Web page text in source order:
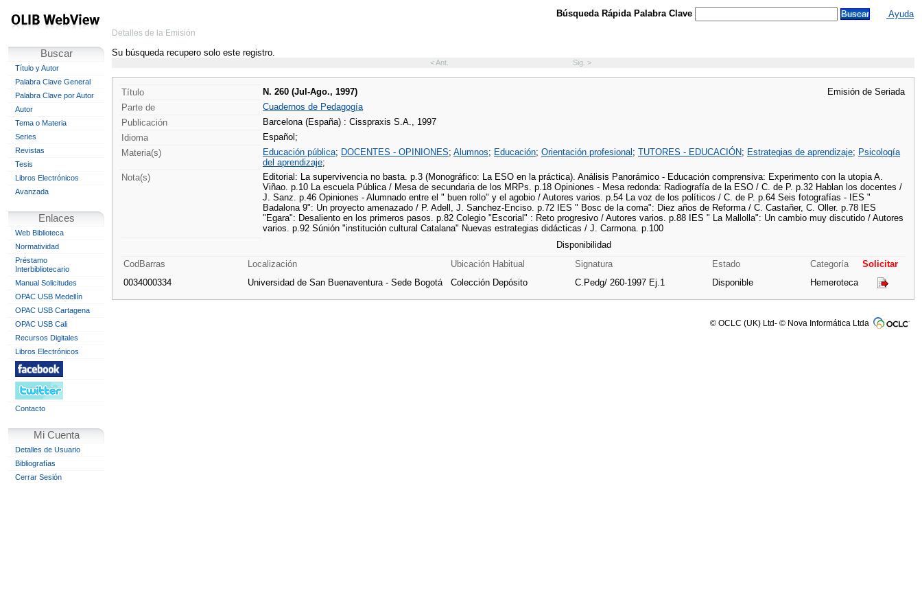
Buscar
Título y Autor
Palabra Clave General
Palabra Clave por Autor
Autor
Tema o Materia
Series
Revistas
Tesis
Libros Electrónicos
Avanzada
Enlaces
Web Biblioteca
Normatividad
Préstamo
Interbibliotecario
Manual Solicitudes
OPAC USB Medellín
OPAC USB Cartagena
OPAC USB Cali
Recursos Digitales
Libros Electrónicos
Contacto
Mi Cuenta
Detalles de Usuario
Bibliografías
Cerrar Sesión
Búsqueda Rápida Palabra Clave Ayuda
Detalles de la Emisión
Su búsqueda recupero solo este registro.
< Ant. Sig. >
Título N. 260 (Jul-Ago., 1997)
Emisión de Seriada
Parte de
Cuadernos de Pedagogía
Publicación
Barcelona (España) : Cisspraxis S.A., 1997
Idioma
Español;
Materia(s)
Educación pública; DOCENTES - OPINIONES; Alumnos; Educación; Orientación profesional ; TUTORES - EDUCACIÓN; Estrategias de aprendizaje; Psicología
del aprendizaje;
Nota(s)
Editorial: La supervivencia no basta. p.3 (Monográfico: La ESO en la práctica). Análisis Panorámico - Educación comprensiva: Experimento con la utopia A.
Viñao. p.10 La escuela Pública / Mesa de secundaria de los MRPs. p.18 Opiniones - Mesa redonda: Radiografía de la ESO / C. de P. p.32 Hablan los docentes /
J. Sanz. p.46 Opiniones - Alumnado entre el " buen rollo" y el agobio / Autores varios. p.54 La voz de los políticos / C. de P. p.64 Seis fotografías - IES "
Badalona 9": Un proyecto amenazado / P. Adell, J. Sanchez-Enciso. p.72 IES " Bosc de la coma": Diez años de Reforma / C. Castañer, C. Oller. p.78 IES
"Egara": Desaliento en los primeros pasos. p.82 Colegio "Escorial" : Reto progresivo / Autores varios. p.88 IES " La Mallolla": Un cambio muy discutido / Autores
varios. p.92 Súnión "institución cultural Catalana" Nuevas estrategias didácticas / J. Carmona. p.100
Disponibilidad
CodBarras
Localización Ubicación Habitual Signatura Estado Categoría
Solicitar
0034000334
Universidad de San Buenaventura - Sede Bogotá Colección Depósito C.Pedg/ 260-1997 Ej.1 Disponible Hemeroteca
© OCLC (UK) Ltd- © Nova Informática Ltda